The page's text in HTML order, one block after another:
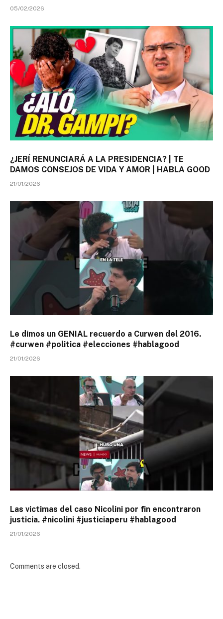
05/02/2026
¿JERÍ RENUNCIARÁ A LA PRESIDENCIA? | TE
DAMOS CONSEJOS DE VIDA Y AMOR | HABLA GOOD
21/01/2026
Le dimos un GENIAL recuerdo a Curwen del 2016.
#curwen #politica #elecciones #hablagood
21/01/2026
Las victimas del caso Nicolini por fin encontraron
justicia. #nicolini #justiciaperu #hablagood
21/01/2026
Comments are closed.